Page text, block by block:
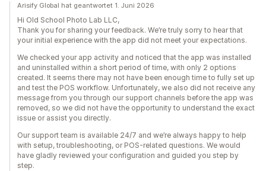
Arisify Global hat geantwortet 1. Juni 2026
Hi Old School Photo Lab LLC,
Thank you for sharing your feedback. We’re truly sorry to hear that
your initial experience with the app did not meet your expectations.
We checked your app activity and noticed that the app was installed
and uninstalled within a short period of time, with only 2 options
created. It seems there may not have been enough time to fully set up
and test the POS workflow. Unfortunately, we also did not receive any
message from you through our support channels before the app was
removed, so we did not have the opportunity to understand the exact
issue or assist you directly.
Our support team is available 24/7 and we’re always happy to help
with setup, troubleshooting, or POS-related questions. We would
have gladly reviewed your configuration and guided you step by
step.